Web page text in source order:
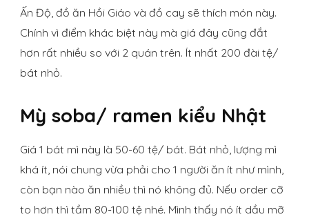
Ấn Độ, đồ ăn Hồi Giáo và đồ cay sẽ thích món này.
Chính vì điểm khác biệt này mà giá đây cũng đắt
hơn rất nhiều so với 2 quán trên. Ít nhất 200 đài tệ/
bát nhỏ.
Mỳ soba/ ramen kiểu Nhật
Giá 1 bát mì này là 50-60 tệ/ bát. Bát nhỏ, lượng mì
khá ít, nói chung vừa phải cho 1 người ăn ít như mình,
còn bạn nào ăn nhiều thì nó không đủ. Nếu order cỡ
to hơn thì tầm 80-100 tệ nhé. Mình thấy nó ít dầu mỡ